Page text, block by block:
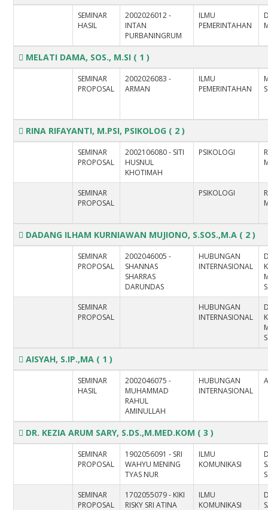
SEMINAR
HASIL
2002026012 -
INTAN
PURBANINGRUM
ILMU
PEMERINTAHAN
MELATI DAMA, SOS., M.SI ( 1 )
SEMINAR
PROPOSAL
2002026083 -
ARMAN
ILMU
PEMERINTAHAN
RINA RIFAYANTI, M.PSI, PSIKOLOG ( 2 )
SEMINAR
PROPOSAL
2002106080 - SITI
HUSNUL
KHOTIMAH
PSIKOLOGI
SEMINAR
PROPOSAL
PSIKOLOGI
DADANG ILHAM KURNIAWAN MUJIONO, S.SOS.,M.A ( 2 )
SEMINAR
PROPOSAL
2002046005 -
SHANNAS
SHARRAS
DARUNDAS
HUBUNGAN
INTERNASIONAL
SEMINAR
PROPOSAL
HUBUNGAN
INTERNASIONAL
AISYAH, S.IP.,MA ( 1 )
SEMINAR
HASIL
2002046075 -
MUHAMMAD
RAHUL
AMINULLAH
HUBUNGAN
INTERNASIONAL
DR. KEZIA ARUM SARY, S.DS.,M.MED.KOM ( 3 )
SEMINAR
PROPOSAL
1902056091 - SRI
WAHYU MENING
TYAS NUR
ILMU
KOMUNIKASI
SEMINAR
PROPOSAL
1702055079 - KIKI
RISKY SRI ATINA
ILMU
KOMUNIKASI